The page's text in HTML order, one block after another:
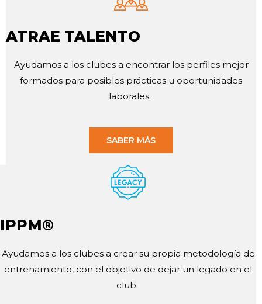
ATRAE TALENTO
Ayudamos a los clubes a encontrar los perfiles mejor
formados para posibles prácticas u oportunidades
laborales.
SABER MÁS
IPPM®
Ayudamos a los clubes a crear su propia metodología de
entrenamiento, con el objetivo de dejar un legado en el
club.